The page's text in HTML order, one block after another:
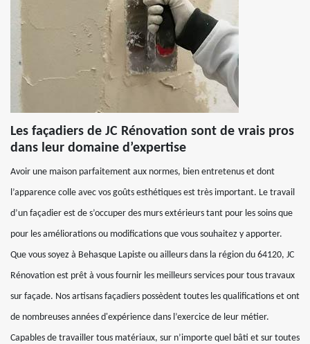
Les façadiers de JC Rénovation sont de vrais pros
dans leur domaine d’expertise
Avoir une maison parfaitement aux normes, bien entretenus et dont
l’apparence colle avec vos goûts esthétiques est très important. Le travail
d’un façadier est de s’occuper des murs extérieurs tant pour les soins que
pour les améliorations ou modifications que vous souhaitez y apporter.
Que vous soyez à Behasque Lapiste ou ailleurs dans la région du 64120, JC
Rénovation est prêt à vous fournir les meilleurs services pour tous travaux
sur façade. Nos artisans façadiers possèdent toutes les qualifications et ont
de nombreuses années d'expérience dans l’exercice de leur métier.
Capables de travailler tous matériaux, sur n’importe quel bâti et sur toutes